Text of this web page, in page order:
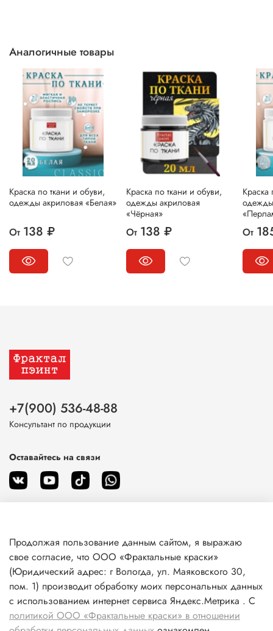
Аналогичные товары
Краска по ткани и обуви,
одежды акриловая «Белая»
От 138 ₽
Краска по ткани и обуви,
одежды акриловая
«Чёрная»
От 138 ₽
Краска
От
О магазине
Клиентам
Информация
+7(900) 536-48-88
Консультант по продукции
Оставайтесь на связи
Продолжая пользование данным сайтом, я выражаю
свое согласие, что ООО «Фрактальные краски»
(Юридический адрес: г Вологда, ул. Маяковского 30,
пом. 1) производит обработку моих персональных данных
с использованием интернет сервиса Яндекс.Метрика . С
политикой ООО «Фрактальные краски» в отношении